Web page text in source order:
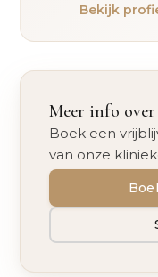
Bekijk
Meer info over
Boek een
van onze